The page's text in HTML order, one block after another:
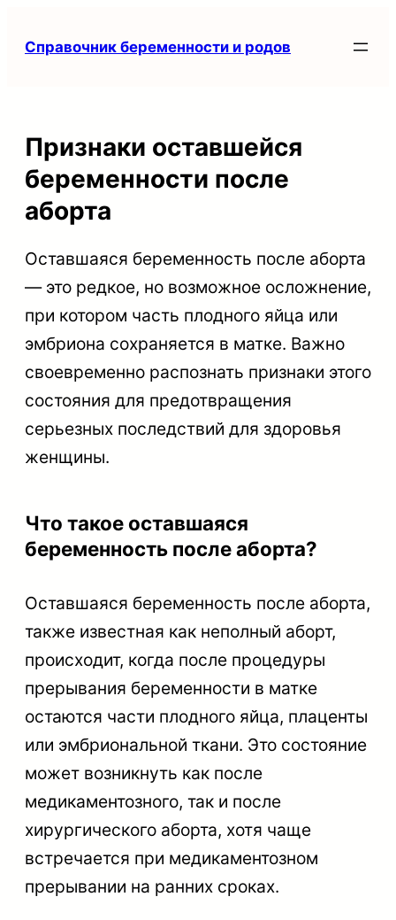
Справочник беременности и родов
Признаки оставшейся
беременности после
аборта
Оставшаяся беременность после аборта
— это редкое, но возможное осложнение,
при котором часть плодного яйца или
эмбриона сохраняется в матке. Важно
своевременно распознать признаки этого
состояния для предотвращения
серьезных последствий для здоровья
женщины.
Что такое оставшаяся
беременность после аборта?
Оставшаяся беременность после аборта,
также известная как неполный аборт,
происходит, когда после процедуры
прерывания беременности в матке
остаются части плодного яйца, плаценты
или эмбриональной ткани. Это состояние
может возникнуть как после
медикаментозного, так и после
хирургического аборта, хотя чаще
встречается при медикаментозном
прерывании на ранних сроках.